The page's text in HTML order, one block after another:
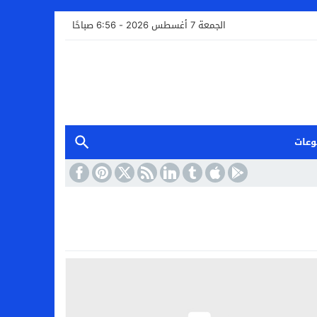
الجمعة 7 أغسطس 2026 - 6:56 صباحًا